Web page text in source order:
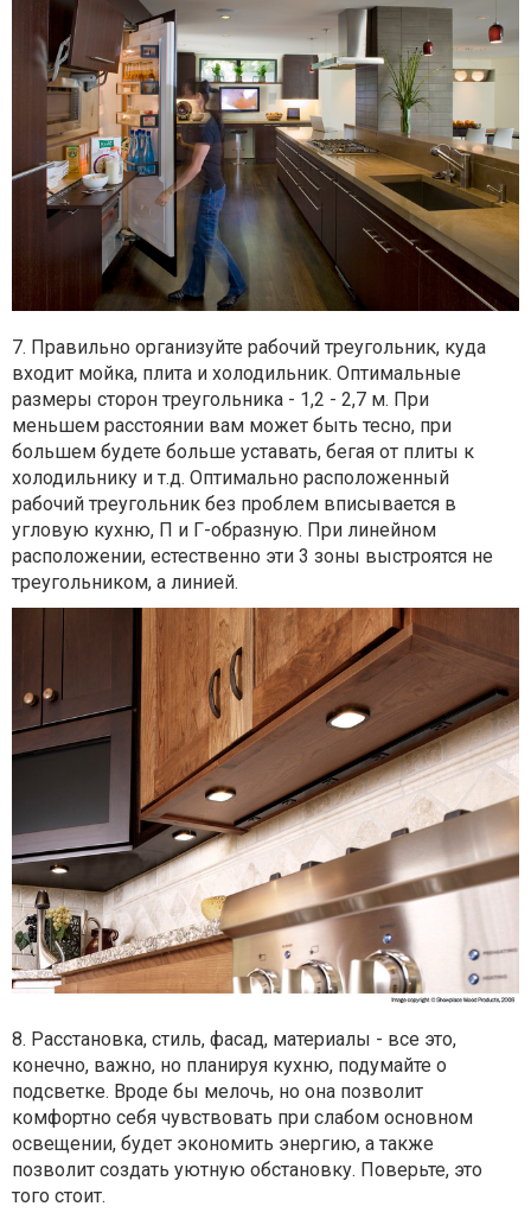
7. Правильно организуйте рабочий треугольник, куда
входит мойка, плита и холодильник. Оптимальные
размеры сторон треугольника - 1,2 - 2,7 м. При
меньшем расстоянии вам может быть тесно, при
большем будете больше уставать, бегая от плиты к
холодильнику и т.д. Оптимально расположенный
рабочий треугольник без проблем вписывается в
угловую кухню, П и Г-образную. При линейном
расположении, естественно эти 3 зоны выстроятся не
треугольником, а линией.
8. Расстановка, стиль, фасад, материалы - все это,
конечно, важно, но планируя кухню, подумайте о
подсветке. Вроде бы мелочь, но она позволит
комфортно себя чувствовать при слабом основном
освещении, будет экономить энергию, а также
позволит создать уютную обстановку. Поверьте, это
того стоит.